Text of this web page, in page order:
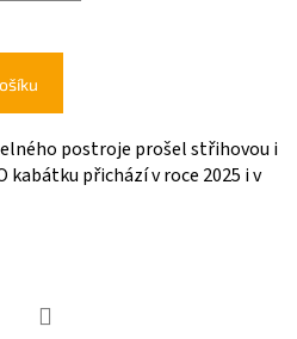
postroje prošel střihovou i
kabátku přichází v roce 2025 i v